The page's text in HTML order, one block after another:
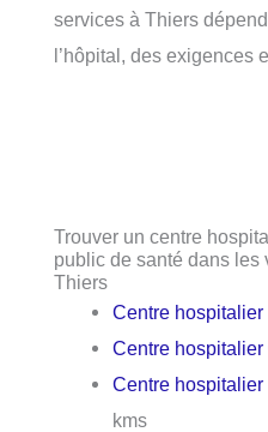
services à Thiers
l’hôpital, des exigences
Trouver un centre
public de santé dans les
Thiers
Centre hospitalier
Centre hospitalier
Centre hospitalier
kms